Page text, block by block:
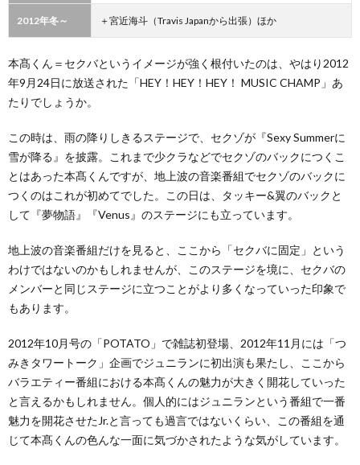
2012年冬～ ＋宮近海斗（Travis Japanから出張）ほか
本髙くん＝セクバというイメージが強く根付いたのは、やはり2012
年9月24日に放送された「HEY！HEY！HEY！ MUSIC CHAMP」あ
たりでしょうか。
この時は、雨の降りしきるステージで、セクゾが『Sexy Summerに
雪が降る』を披露。これまで少クラなどでセクゾのバックにつくこ
とはあった本髙くんですが、地上波の音楽番組でセクゾのバックに
つくのはこれが初めてでした。この日は、タッキー&翼のバックと
して『夢物語』『Venus』のステージにも立っています。
地上波の音楽番組だけを見ると、ここから「セクバに固定」という
わけではないのかもしれませんが、このステージを境に、セクバの
メンバーと同じステージに立つことがより多くなっていった印象で
もあります。
2012年10月号の「POTATO」で雑誌初登場、2012年11月には「つ
みきタワートーク」企画でジュニランに初出演も果たし、ここから
バラエティー番組における本髙くんの魅力が大きく開花していった
と言えるかもしれません。個人的にはジュニランという番組で一番
魅力を開花させたJr.と言っても過言ではないくらい、この番組を通
じて本髙くんの色んな一面に気づかされたような気がしています。